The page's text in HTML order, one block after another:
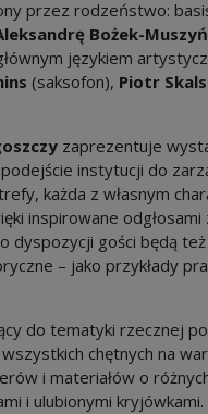
przez rodzeństwo:
Bożek-
językiem
(saksofon), Piotr
zaprezentuje
instytucji do
każda z własnym
inspirowane odgłosami
dyspozycji gości będą też
– jako przykłady
do tematyki rzecznej
chętnych na
i materiałów o
i ulubionymi kryjówkami.